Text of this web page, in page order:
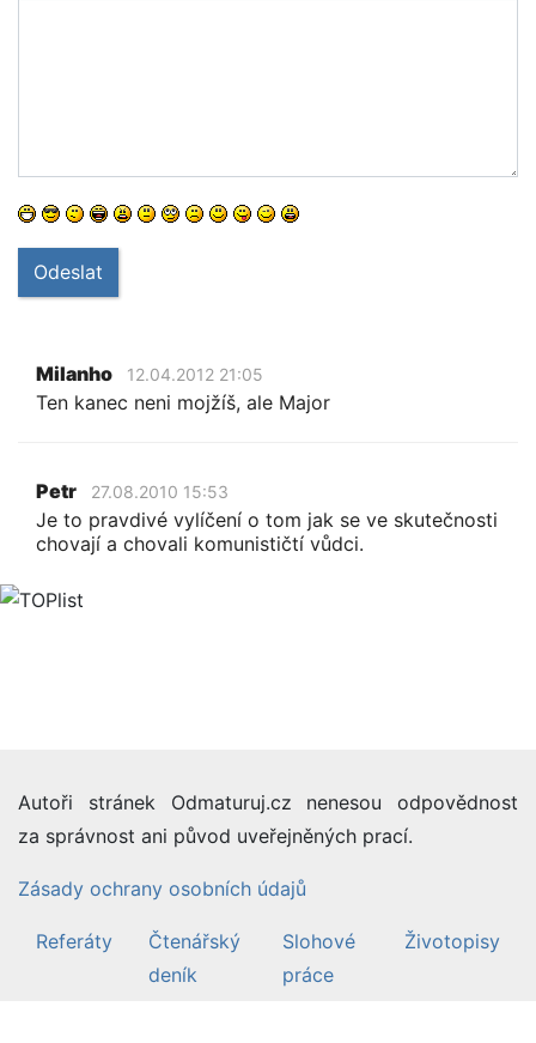
Odeslat
Milanho 12.04.2012 21:05
Ten kanec neni mojžíš, ale Major
Petr 27.08.2010 15:53
Je to pravdivé vylíčení o tom jak se ve skutečnosti
chovají a chovali komunističtí vůdci.
Autoři stránek Odmaturuj.cz nenesou odpovědnost
za správnost ani původ uveřejněných prací.
Zásady ochrany osobních údajů
Referáty
Čtenářský
deník
Slohové
práce
Životopisy